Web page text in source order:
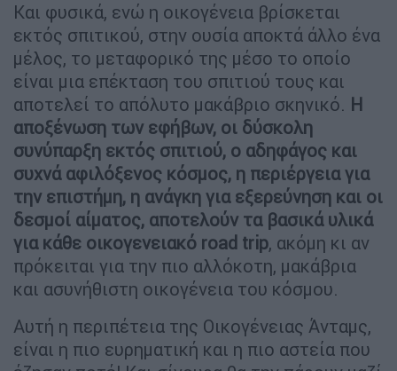
Και φυσικά, ενώ η οικογένεια βρίσκεται
εκτός σπιτικού, στην ουσία αποκτά άλλο ένα
μέλος, το μεταφορικό της μέσο το οποίο
είναι μια επέκταση του σπιτιού τους και
αποτελεί το απόλυτο μακάβριο σκηνικό. Η
αποξένωση των εφήβων, οι δύσκολη
συνύπαρξη εκτός σπιτιού, ο αδηφάγος και
συχνά αφιλόξενος κόσμος, η περιέργεια για
την επιστήμη, η ανάγκη για εξερεύνηση και οι
δεσμοί αίματος, αποτελούν τα βασικά υλικά
για κάθε οικογενειακό road trip, ακόμη κι αν
πρόκειται για την πιο αλλόκοτη, μακάβρια
και ασυνήθιστη οικογένεια του κόσμου.
Αυτή η περιπέτεια της Οικογένειας Άνταμς,
είναι η πιο ευρηματική και η πιο αστεία που